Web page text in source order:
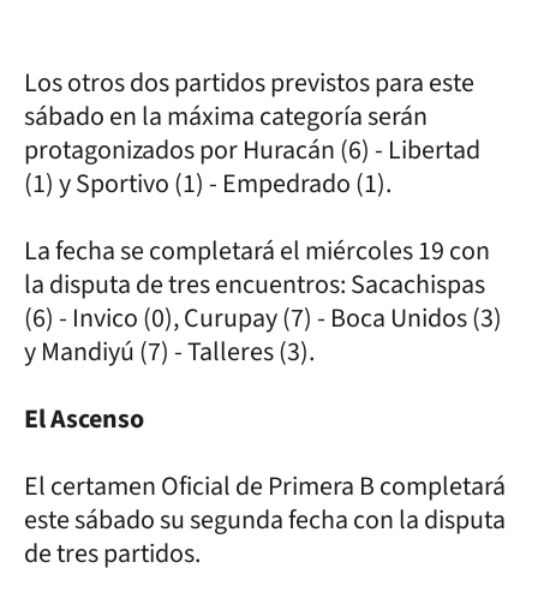
Los otros dos partidos previstos para este
sábado en la máxima categoría serán
protagonizados por Huracán (6) - Libertad
(1) y Sportivo (1) - Empedrado (1).
La fecha se completará el miércoles 19 con
la disputa de tres encuentros: Sacachispas
(6) - Invico (0), Curupay (7) - Boca Unidos (3)
y Mandiyú (7) - Talleres (3).
El Ascenso
El certamen Oficial de Primera B completará
este sábado su segunda fecha con la disputa
de tres partidos.